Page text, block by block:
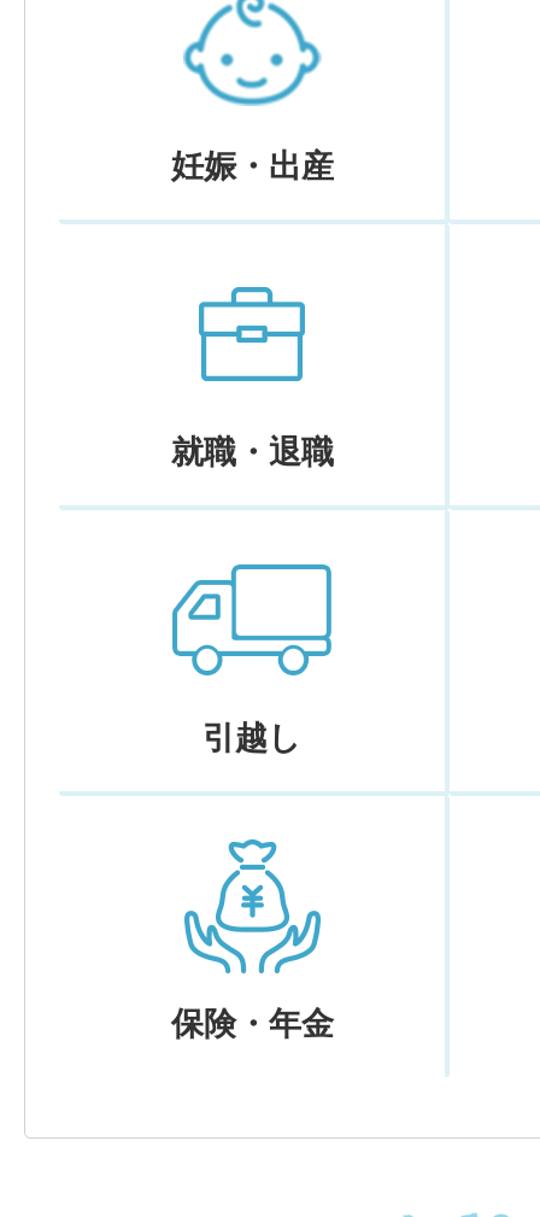
妊娠・出産
就職・退職
引越し
保険・年金